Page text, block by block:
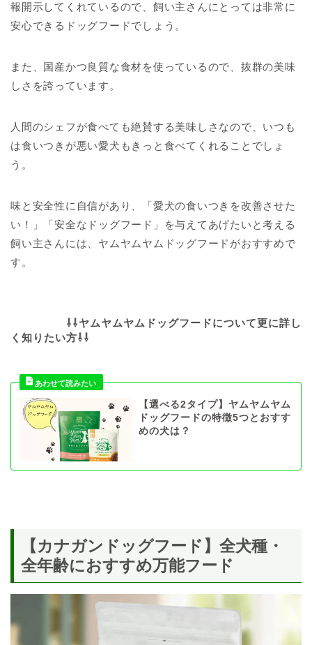
報開示してくれているので、飼い主さんにとっては非常に
安心できるドッグフードでしょう。
また、国産かつ良質な食材を使っているので、抜群の美味
しさを誇っています。
人間のシェフが食べても絶賛する美味しさなので、いつも
は食いつきが悪い愛犬もきっと食べてくれることでしょ
う。
味と安全性に自信があり、「愛犬の食いつきを改善させた
い！」「安全なドッグフード」を与えてあげたいと考える
飼い主さんには、ヤムヤムヤムドッグフードがおすすめで
す。
⇩⇩ヤムヤムヤムドッグフードについて更に詳し
く知りたい方⇩⇩
【選べる2タイプ】ヤムヤムヤム
ドッグフードの特徴5つとおすす
めの犬は？
【カナガンドッグフード】全犬種・
全年齢におすすめ万能フード